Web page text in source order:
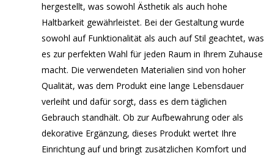
hergestellt, was sowohl Ästhetik als auch hohe
Haltbarkeit gewährleistet. Bei der Gestaltung wurde
sowohl auf Funktionalität als auch auf Stil geachtet, was
es zur perfekten Wahl für jeden Raum in Ihrem Zuhause
macht. Die verwendeten Materialien sind von hoher
Qualität, was dem Produkt eine lange Lebensdauer
verleiht und dafür sorgt, dass es dem täglichen
Gebrauch standhält. Ob zur Aufbewahrung oder als
dekorative Ergänzung, dieses Produkt wertet Ihre
Einrichtung auf und bringt zusätzlichen Komfort und